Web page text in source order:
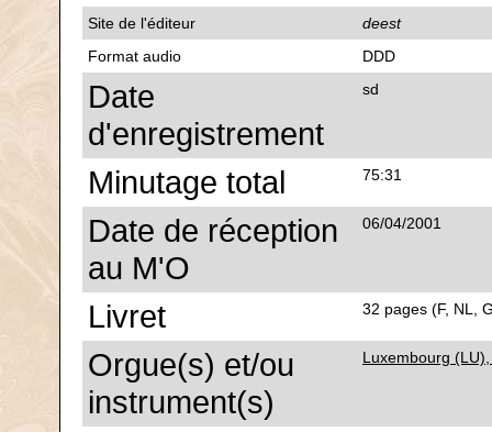
Site de l'éditeur
deest
Format audio
DDD
Date
d'enregistrement
sd
Minutage total 75:31
Date de réception
au M'O
06/04/2001
Livret 32 pages (F, NL,
Orgue(s) et/ou
instrument(s)
Luxembourg